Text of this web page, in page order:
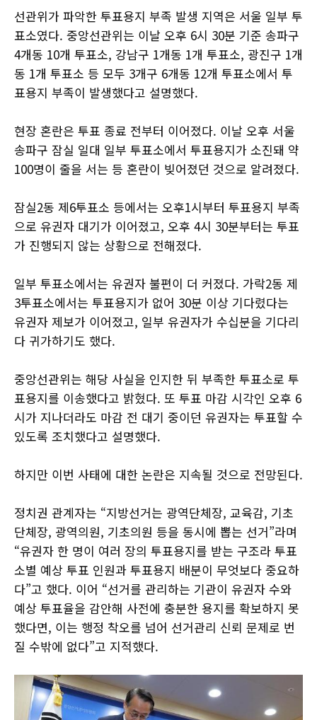
선관위가 파악한 투표용지 부족 발생 지역은 서울 일부 투
표소였다. 중앙선관위는 이날 오후 6시 30분 기준 송파구
4개동 10개 투표소, 강남구 1개동 1개 투표소, 광진구 1개
동 1개 투표소 등 모두 3개구 6개동 12개 투표소에서 투
표용지 부족이 발생했다고 설명했다.
현장 혼란은 투표 종료 전부터 이어졌다. 이날 오후 서울
송파구 잠실 일대 일부 투표소에서 투표용지가 소진돼 약
100명이 줄을 서는 등 혼란이 빚어졌던 것으로 알려졌다.
잠실2동 제6투표소 등에서는 오후1시부터 투표용지 부족
으로 유권자 대기가 이어졌고, 오후 4시 30분부터는 투표
가 진행되지 않는 상황으로 전해졌다.
일부 투표소에서는 유권자 불편이 더 커졌다. 가락2동 제
3투표소에서는 투표용지가 없어 30분 이상 기다렸다는
유권자 제보가 이어졌고, 일부 유권자가 수십분을 기다리
다 귀가하기도 했다.
중앙선관위는 해당 사실을 인지한 뒤 부족한 투표소로 투
표용지를 이송했다고 밝혔다. 또 투표 마감 시각인 오후 6
시가 지나더라도 마감 전 대기 중이던 유권자는 투표할 수
있도록 조치했다고 설명했다.
하지만 이번 사태에 대한 논란은 지속될 것으로 전망된다.
정치권 관계자는 “지방선거는 광역단체장, 교육감, 기초
단체장, 광역의원, 기초의원 등을 동시에 뽑는 선거”라며
“유권자 한 명이 여러 장의 투표용지를 받는 구조라 투표
소별 예상 투표 인원과 투표용지 배분이 무엇보다 중요하
다”고 했다. 이어 “선거를 관리하는 기관이 유권자 수와
예상 투표율을 감안해 사전에 충분한 용지를 확보하지 못
했다면, 이는 행정 착오를 넘어 선거관리 신뢰 문제로 번
질 수밖에 없다”고 지적했다.